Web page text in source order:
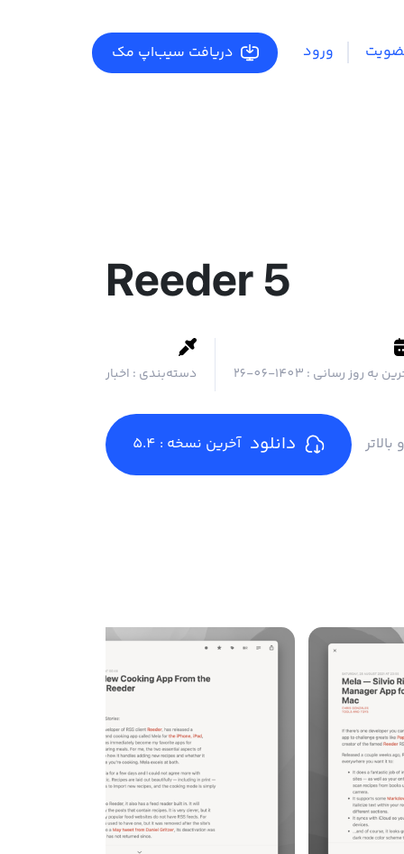
ورود دریافت سیب‌اپ مک
Reeder 5
به روز رسانی : 1403-06-26 دسته‌بندی : اخبار
دانلود آخرین نسخه : 5.4